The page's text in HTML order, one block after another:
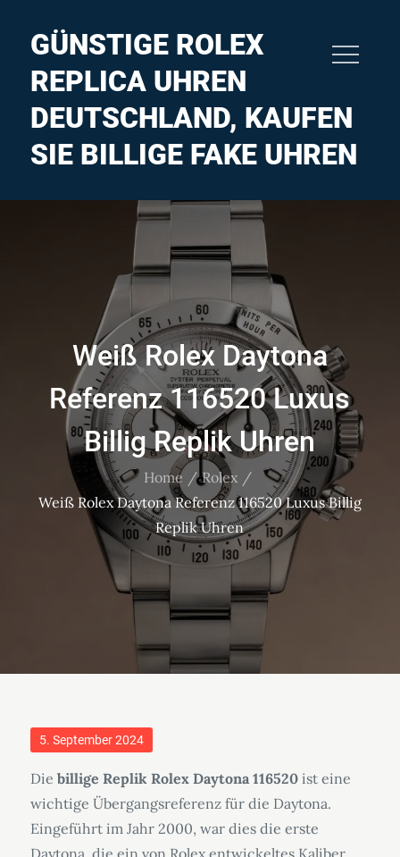
GÜNSTIGE ROLEX
REPLICA UHREN
DEUTSCHLAND, KAUFEN
SIE BILLIGE FAKE UHREN
Weiß Rolex Daytona
Referenz 116520 Luxus
Billig Replik Uhren
Home
Rolex
Weiß Rolex Daytona Referenz 116520 Luxus Billig
Replik Uhren
Posted
5. September 2024
Die billige Replik Rolex Daytona 116520ist eine
wichtige Übergangsreferenz für die Daytona.
Eingeführt im Jahr 2000, war dies die erste
Daytona, die ein von Rolex entwickeltes Kaliber